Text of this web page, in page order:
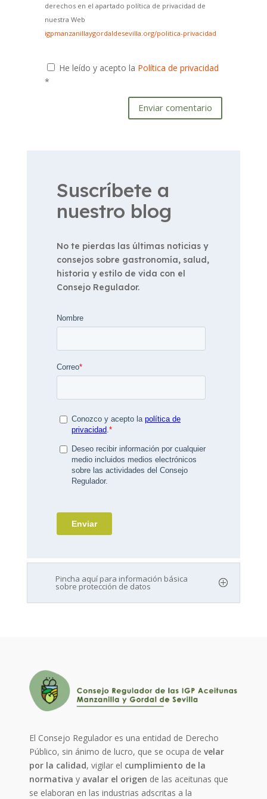
derechos en el apartado política de privacidad de
nuestra Web
igpmanzanillaygordaldesevilla.org/politica-privacidad
He leído y acepto la Política de privacidad
*
Enviar comentario
Suscríbete a
nuestro blog
No te pierdas las últimas noticias y
consejos sobre gastronomía, salud,
historia y estilo de vida con el
Consejo Regulador.
Pincha aquí para información básica
sobre protección de datos
El Consejo Regulador es una entidad de Derecho
Público, sin ánimo de lucro, que se ocupa develar
por la calidad, vigilar el cumplimiento de la
normativa y avalar el origen de las aceitunas que
se elaboran en las industrias adscritas a la